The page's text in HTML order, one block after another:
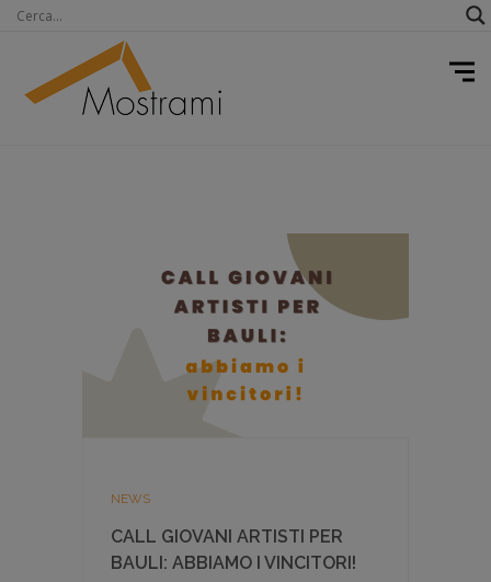
NEWS
CALL GIOVANI ARTISTI PER
BAULI: ABBIAMO I VINCITORI!